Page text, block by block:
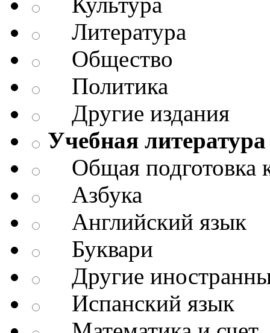
Литература
Общество
Политика
Другие издания
Учебная
Общая подготовка
Азбука
Английский язык
Буквари
Другие
Испанский язык